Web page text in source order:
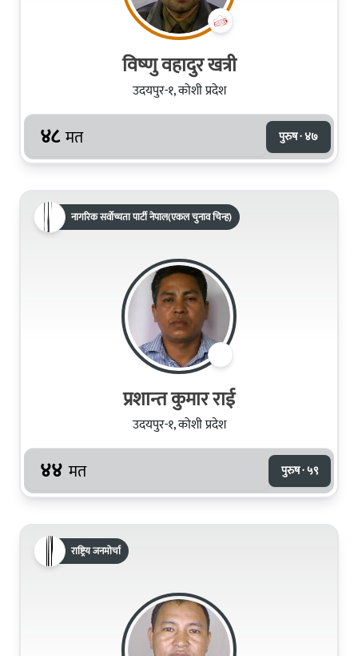
विष्‍णु वहादुर खत्री
उदयपुर-१, कोशी प्रदेश
४८ मत पुरुष · ४७
नागरिक सर्वोच्चता पार्टी नेपाल(एकल चुनाव चिन्ह)
प्रशान्त कुमार राई
उदयपुर-१, कोशी प्रदेश
४४ मत पुरुष · ५९
राष्ट्रिय जनमोर्चा